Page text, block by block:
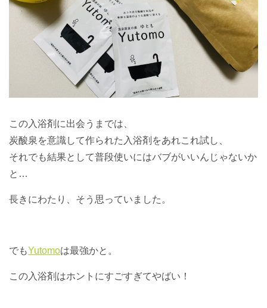
この入浴剤に出会うまでは、
炭酸泉を意識して作られた入浴剤をあれこれ試し、
それでも結果として普段使いにはバブがいいんじゃないか
と…
長きにわたり、そう思っていました。
でもYutomoは最強かと。
この入浴剤はホントにすごすぎてやばい！